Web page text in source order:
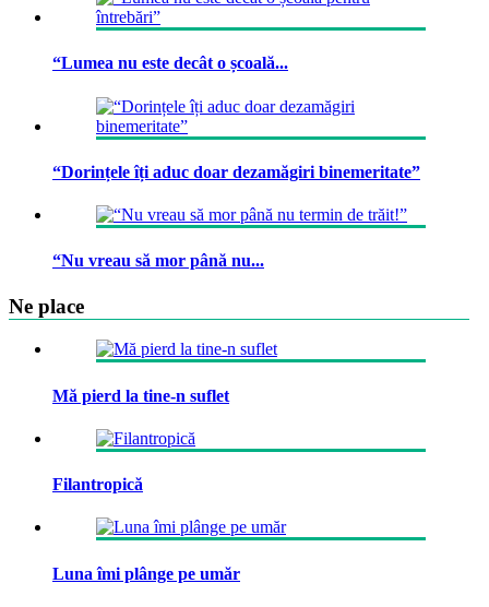
“Lumea nu este decât o școală...
“Dorințele îți aduc doar dezamăgiri binemeritate”
“Nu vreau să mor până nu...
Ne place
Mă pierd la tine-n suflet
Filantropică
Luna îmi plânge pe umăr